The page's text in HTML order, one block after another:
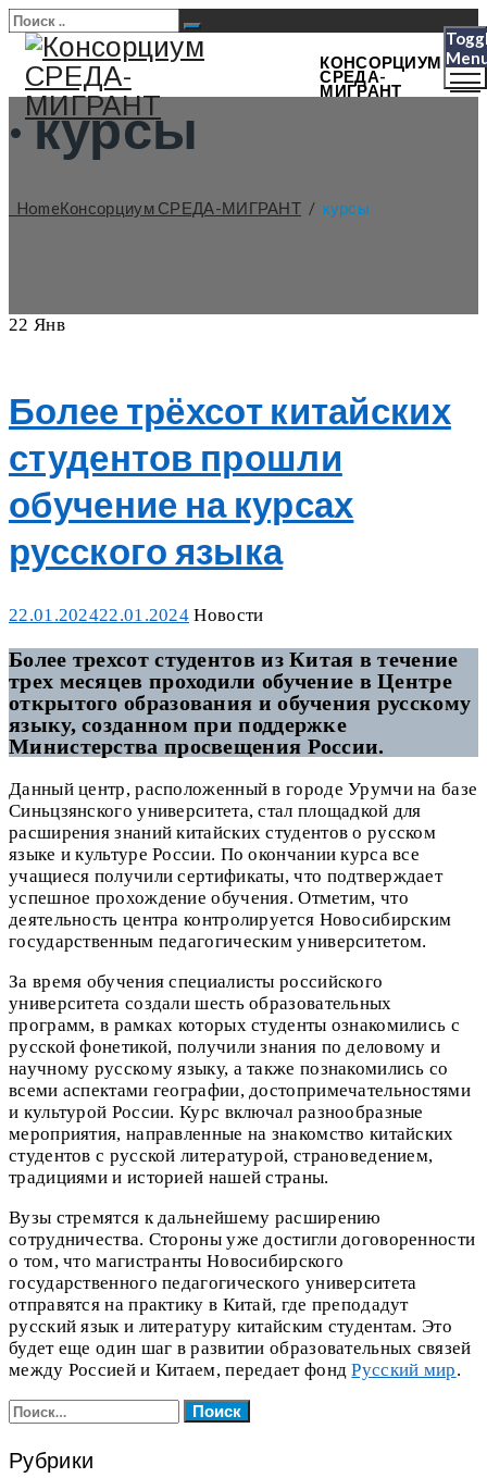
КОНСОРЦИУМ
СРЕДА-
МИГРАНТ
·курсы
HomeКонсорциум СРЕДА-МИГРАНТ / курсы
22 Янв
Более трёхсот китайских
студентов прошли
обучение на курсах
русского языка
Posted
22.01.202422.01.2024 Categories
Новости
Более трехсот студентов из Китая в течение
трех месяцев проходили обучение в Центре
открытого образования и обучения русскому
языку, созданном при поддержке
Министерства просвещения России.
Данный центр, расположенный в городе Урумчи на базе
Синьцзянского университета, стал площадкой для
расширения знаний китайских студентов о русском
языке и культуре России. По окончании курса все
учащиеся получили сертификаты, что подтверждает
успешное прохождение обучения. Отметим, что
деятельность центра контролируется Новосибирским
государственным педагогическим университетом.
За время обучения специалисты российского
университета создали шесть образовательных
программ, в рамках которых студенты ознакомились с
русской фонетикой, получили знания по деловому и
научному русскому языку, а также познакомились со
всеми аспектами географии, достопримечательностями
и культурой России. Курс включал разнообразные
мероприятия, направленные на знакомство китайских
студентов с русской литературой, страноведением,
традициями и историей нашей страны.
Вузы стремятся к дальнейшему расширению
сотрудничества. Стороны уже достигли договоренности
о том, что магистранты Новосибирского
государственного педагогического университета
отправятся на практику в Китай, где преподадут
русский язык и литературу китайским студентам. Это
будет еще один шаг в развитии образовательных связей
между Россией и Китаем, передает фондРусский мир.
Найти:
Рубрики